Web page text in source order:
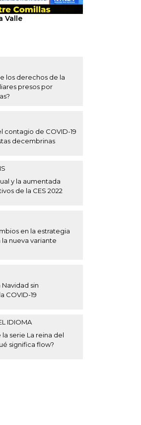
Valle
los derechos de la
presos por
contagio de COVID-19
decembrinas
y la aumentada
de la CES 2022
en la estrategia
nueva variante
sin
COVID-19
IDIOMA
serie La reina del
significa flow?